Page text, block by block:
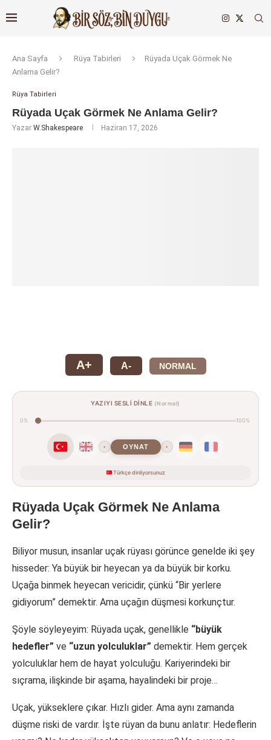
Ana Sayfa Rüya Tabirleri
Rüyada Uçak Görmek Ne
Anlama Gelir?
Rüya Tabirleri
Rüyada Uçak Görmek Ne Anlama Gelir?
Yazar W.Shakespeare Haziran 17, 2026
A+ A- NORMAL
YAZIYI SESLİ DİNLE (Normal)
0% 100%
‹ OYNAT ›
Türkçe dinliyorsunuz
Rüyada Uçak Görmek Ne Anlama
Gelir?
Biliyor musun, insanlar uçak rüyası görünce genelde iki şey
hisseder: Ya büyük bir heyecan ya da büyük bir korku.
Uçağa binmek heyecan vericidir, çünkü “Bir yerlere
gidiyorum” demektir. Ama uçağın düşmesi korkunçtur.
Şöyle söyleyeyim: Rüyada uçak, genellikle “büyük
hedefler” ve “uzun yolculuklar” demektir. Hem gerçek
yolculuklar hem de hayat yolculuğu. Kariyerindeki bir
sıçrama, ilişkinde bir aşama, hayalindeki bir proje…
Uçak, yükseklere çıkar. Hızlı gider. Ama aynı zamanda
düşme riski de vardır. İşte rüyan da bunu anlatır: Hedeflerin